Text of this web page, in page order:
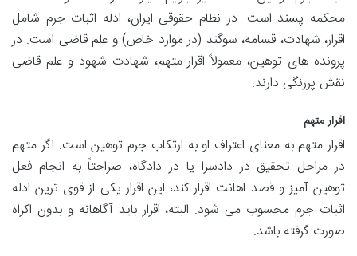
محکمه پسند است. در نظام حقوقی ایران، ادله اثبات جرم شامل
اقرار، شهادت، قسامه، سوگند (در موارد خاص) و علم قاضی است. در
پرونده های توهین، معمولاً اقرار متهم، شهادت شهود و علم قاضی
نقش پررنگی دارند.
اقرار متهم
اقرار متهم به معنای اعتراف او به ارتکاب جرم توهین است. اگر متهم
در مراحل تحقیق در دادسرا یا در دادگاه، صراحتاً به انجام فعل
توهین آمیز و قصد اهانت اقرار کند، این اقرار یکی از قوی ترین ادله
اثبات جرم محسوب می شود. البته، اقرار باید آگاهانه و بدون اکراه
صورت گرفته باشد.